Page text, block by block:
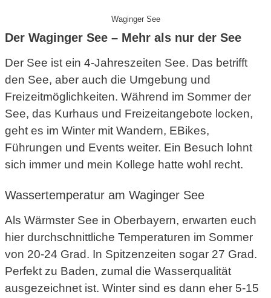
Waginger See
Der Waginger See – Mehr als nur der See
Der See ist ein 4-Jahreszeiten See. Das betrifft
den See, aber auch die Umgebung und
Freizeitmöglichkeiten. Während im Sommer der
See, das Kurhaus und Freizeitangebote locken,
geht es im Winter mit Wandern, EBikes,
Führungen und Events weiter. Ein Besuch lohnt
sich immer und mein Kollege hatte wohl recht.
Wassertemperatur am Waginger See
Als Wärmster See in Oberbayern, erwarten euch
hier durchschnittliche Temperaturen im Sommer
von 20-24 Grad. In Spitzenzeiten sogar 27 Grad.
Perfekt zu Baden, zumal die Wasserqualität
ausgezeichnet ist. Winter sind es dann eher 5-15